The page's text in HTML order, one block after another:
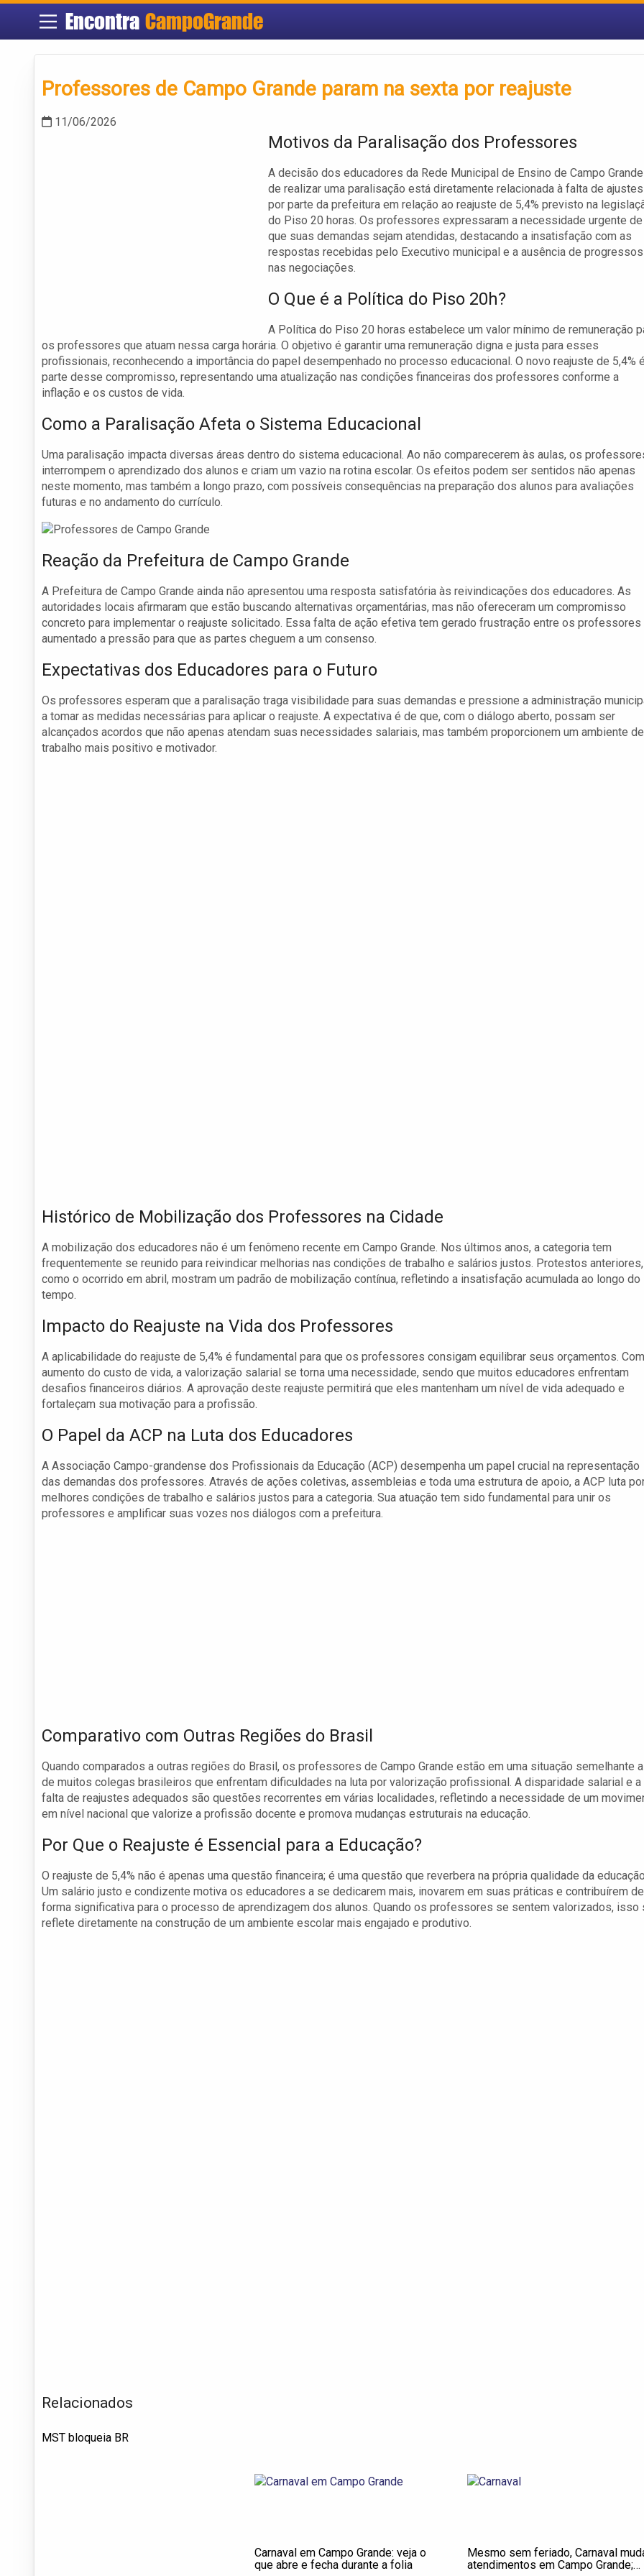
Encontra CampoGrande
Professores de Campo Grande param na sexta por reajuste
11/06/2026
Motivos da Paralisação dos Professores
A decisão dos educadores da Rede Municipal de Ensino de Campo Grande
de realizar uma paralisação está diretamente relacionada à falta de ajustes
por parte da prefeitura em relação ao reajuste de 5,4% previsto na
do Piso 20 horas. Os professores expressaram a necessidade urgente de
que suas demandas sejam atendidas, destacando a insatisfação com as
respostas recebidas pelo Executivo municipal e a ausência de progressos
nas negociações.
O Que é a Política do Piso 20h?
A Política do Piso 20 horas estabelece um valor mínimo de remuneração
os professores que atuam nessa carga horária. O objetivo é garantir uma remuneração digna e justa para esses
profissionais, reconhecendo a importância do papel desempenhado no processo educacional. O novo reajuste de 5,4%
parte desse compromisso, representando uma atualização nas condições financeiras dos professores conforme a
inflação e os custos de vida.
Como a Paralisação Afeta o Sistema Educacional
Uma paralisação impacta diversas áreas dentro do sistema educacional. Ao não comparecerem às aulas, os
interrompem o aprendizado dos alunos e criam um vazio na rotina escolar. Os efeitos podem ser sentidos não apenas
neste momento, mas também a longo prazo, com possíveis consequências na preparação dos alunos para avaliações
futuras e no andamento do currículo.
Reação da Prefeitura de Campo Grande
A Prefeitura de Campo Grande ainda não apresentou uma resposta satisfatória às reivindicações dos educadores. As
autoridades locais afirmaram que estão buscando alternativas orçamentárias, mas não ofereceram um compromisso
concreto para implementar o reajuste solicitado. Essa falta de ação efetiva tem gerado frustração entre os professores
aumentado a pressão para que as partes cheguem a um consenso.
Expectativas dos Educadores para o Futuro
Os professores esperam que a paralisação traga visibilidade para suas demandas e pressione a administração
a tomar as medidas necessárias para aplicar o reajuste. A expectativa é de que, com o diálogo aberto, possam ser
alcançados acordos que não apenas atendam suas necessidades salariais, mas também proporcionem um ambiente de
trabalho mais positivo e motivador.
Histórico de Mobilização dos Professores na Cidade
A mobilização dos educadores não é um fenômeno recente em Campo Grande. Nos últimos anos, a categoria tem
frequentemente se reunido para reivindicar melhorias nas condições de trabalho e salários justos. Protestos anteriores,
como o ocorrido em abril, mostram um padrão de mobilização contínua, refletindo a insatisfação acumulada ao longo do
tempo.
Impacto do Reajuste na Vida dos Professores
A aplicabilidade do reajuste de 5,4% é fundamental para que os professores consigam equilibrar seus orçamentos.
aumento do custo de vida, a valorização salarial se torna uma necessidade, sendo que muitos educadores enfrentam
desafios financeiros diários. A aprovação deste reajuste permitirá que eles mantenham um nível de vida adequado e
fortaleçam sua motivação para a profissão.
O Papel da ACP na Luta dos Educadores
A Associação Campo-grandense dos Profissionais da Educação (ACP) desempenha um papel crucial na representação
das demandas dos professores. Através de ações coletivas, assembleias e toda uma estrutura de apoio, a ACP luta
melhores condições de trabalho e salários justos para a categoria. Sua atuação tem sido fundamental para unir os
professores e amplificar suas vozes nos diálogos com a prefeitura.
Comparativo com Outras Regiões do Brasil
Quando comparados a outras regiões do Brasil, os professores de Campo Grande estão em uma situação semelhante a
de muitos colegas brasileiros que enfrentam dificuldades na luta por valorização profissional. A disparidade salarial e a
falta de reajustes adequados são questões recorrentes em várias localidades, refletindo a necessidade de um
em nível nacional que valorize a profissão docente e promova mudanças estruturais na educação.
Por Que o Reajuste é Essencial para a Educação?
O reajuste de 5,4% não é apenas uma questão financeira; é uma questão que reverbera na própria qualidade da
Um salário justo e condizente motiva os educadores a se dedicarem mais, inovarem em suas práticas e contribuírem de
forma significativa para o processo de aprendizagem dos alunos. Quando os professores se sentem valorizados, isso
reflete diretamente na construção de um ambiente escolar mais engajado e produtivo.
Relacionados
MST bloqueia BR
Carnaval em Campo Grande: veja o
que abre e fecha durante a folia
Mesmo sem feriado, Carnaval
atendimentos em Campo Grande;